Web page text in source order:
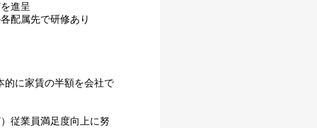
進呈
配属先で研修あり
に家賃の半額を会社で
従業員満足度向上に努